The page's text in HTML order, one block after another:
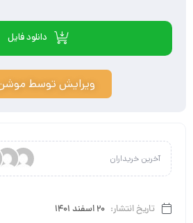
دانلود فایل
ویرایش توسط
آخرین خریداران
تاریخ انتشار: 20 اسفند 1401